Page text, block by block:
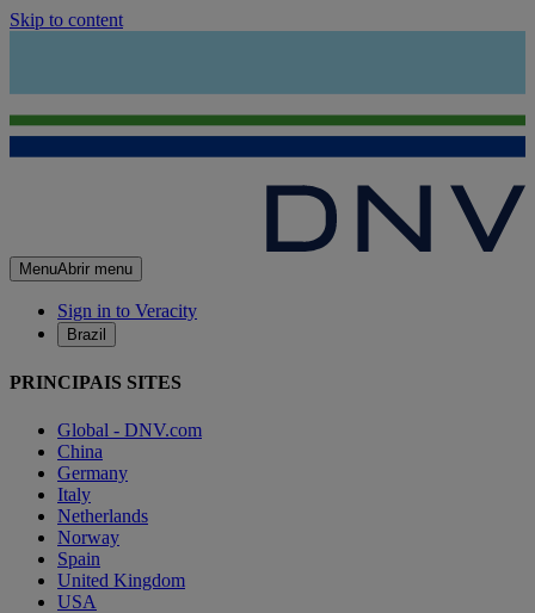
Skip to content
MenuAbrir menu
Sign in to Veracity
Brazil
PRINCIPAIS SITES
Global - DNV.com
China
Germany
Italy
Netherlands
Norway
Spain
United Kingdom
USA